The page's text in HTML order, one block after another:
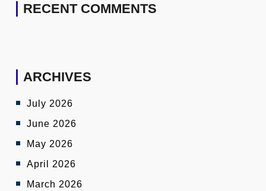
RECENT COMMENTS
ARCHIVES
July 2026
June 2026
May 2026
April 2026
March 2026